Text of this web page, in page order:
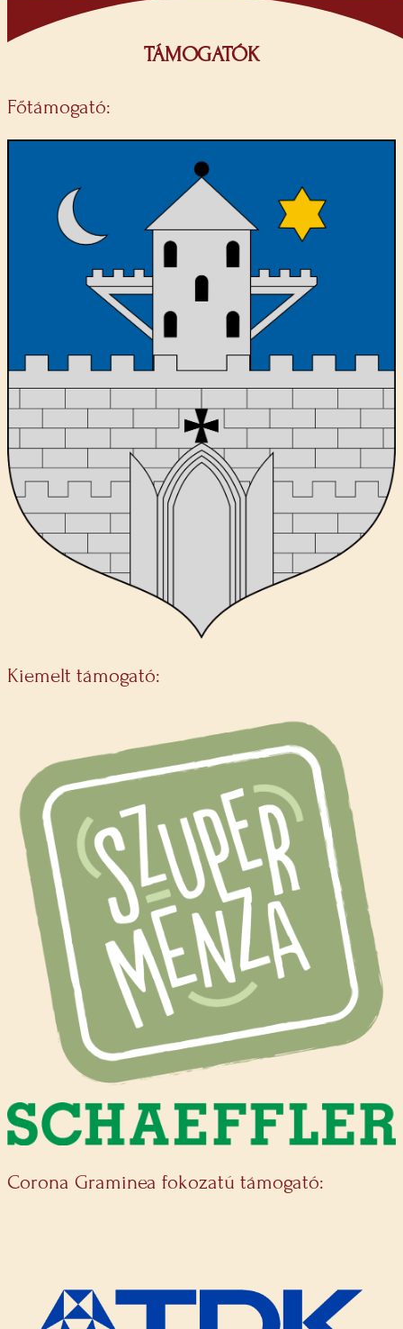
TÁMOGATÓK
Főtámogató:
Kiemelt támogató:
Corona Graminea fokozatú támogató: